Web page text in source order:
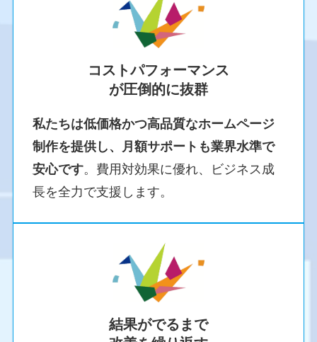
コストパフォーマンス
が圧倒的に抜群
私たちは低価格かつ高品質なホームページ
制作を提供し、月額サポートも業界水準で
安心です。費用対効果に優れ、ビジネス成
長を全力で支援します。
結果がでるまで